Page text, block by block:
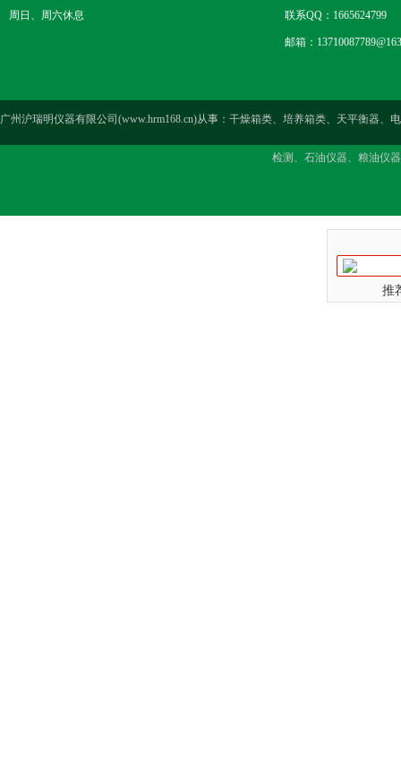
周日、周六休息 联系QQ：1665624799
邮箱：
广州沪瑞明仪器有限公司(www.hrm168.cn)从事：干燥箱类、培养箱类、天平衡器
检测、石油仪器、粮油仪
推